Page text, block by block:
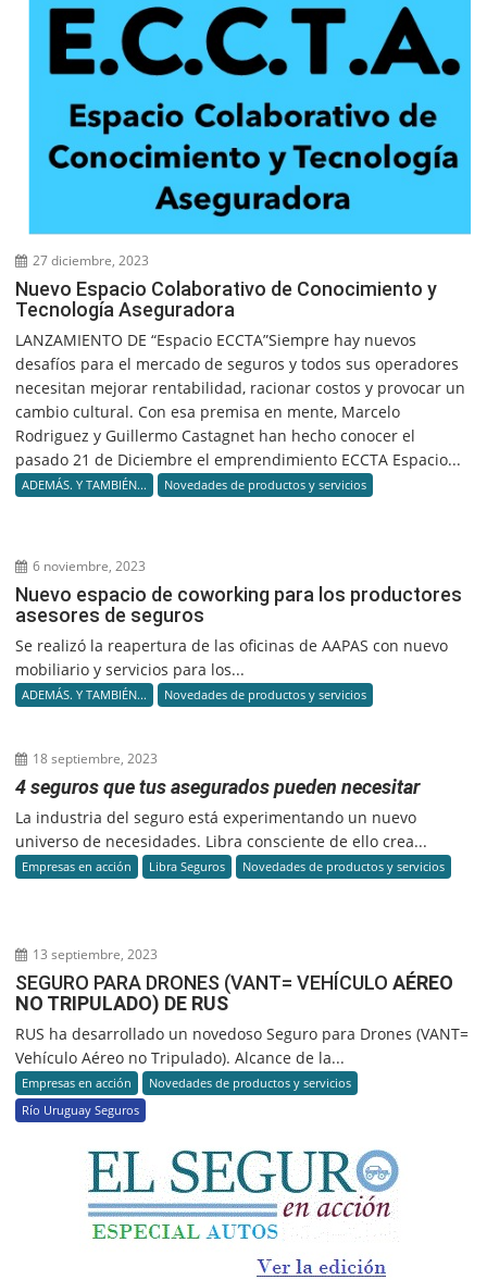
27 diciembre, 2023
Nuevo Espacio Colaborativo de Conocimiento y
Tecnología Aseguradora
LANZAMIENTO DE “Espacio ECCTA”Siempre hay nuevos
desafíos para el mercado de seguros y todos sus operadores
necesitan mejorar rentabilidad, racionar costos y provocar un
cambio cultural. Con esa premisa en mente, Marcelo
Rodriguez y Guillermo Castagnet han hecho conocer el
pasado 21 de Diciembre el emprendimiento ECCTA Espacio...
ADEMÁS. Y TAMBIÉN... Novedades de productos y servicios
6 noviembre, 2023
Nuevo espacio de coworking para los productores
asesores de seguros
Se realizó la reapertura de las oficinas de AAPAS con nuevo
mobiliario y servicios para los...
ADEMÁS. Y TAMBIÉN... Novedades de productos y servicios
18 septiembre, 2023
4 seguros que tus asegurados pueden necesitar
La industria del seguro está experimentando un nuevo
universo de necesidades. Libra consciente de ello crea...
Empresas en acción Libra Seguros Novedades de productos y servicios
13 septiembre, 2023
SEGURO PARA DRONES (VANT= VEHÍCULOAÉREO
NO TRIPULADO) DE RUS
RUS ha desarrollado un novedoso Seguro para Drones (VANT=
Vehículo Aéreo no Tripulado). Alcance de la...
Empresas en acción
Novedades de productos y servicios
Río Uruguay Seguros